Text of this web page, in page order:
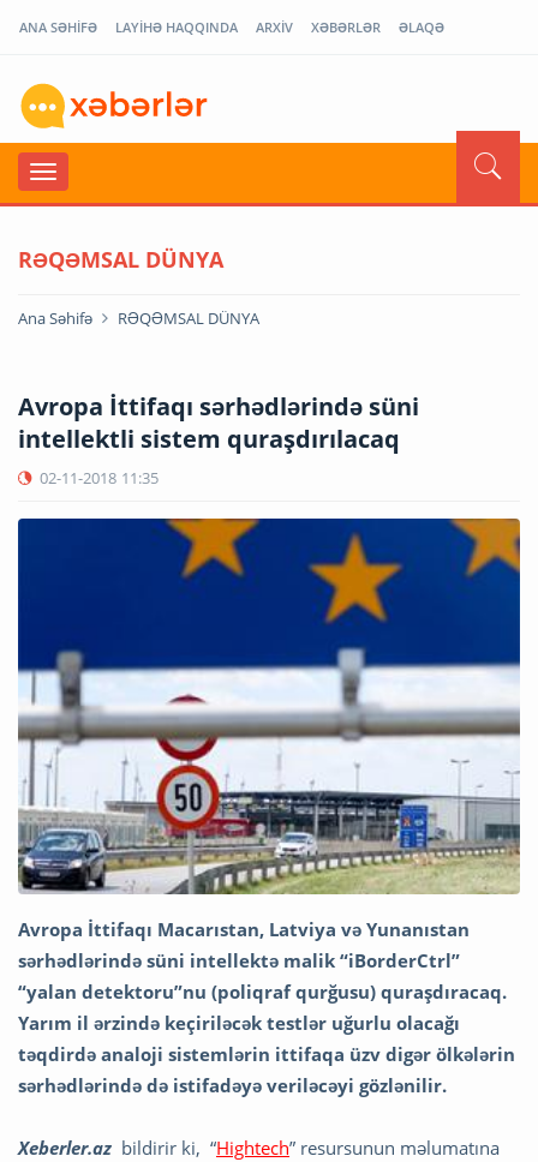
ANA SƏHİFƏ LAYİHƏ HAQQINDA ARXİV XƏBƏRLƏR ƏLAQƏ
RƏQƏMSAL DÜNYA
Ana Səhifə RƏQƏMSAL DÜNYA
Avropa İttifaqı sərhədlərində süni
intellektli sistem quraşdırılacaq
02-11-2018 11:35
Avropa İttifaqı Macarıstan, Latviya və Yunanıstan
sərhədlərində süni intellektə malik “iBorderCtrl”
“yalan detektoru”nu (poliqraf qurğusu) quraşdıracaq.
Yarım il ərzində keçiriləcək testlər uğurlu olacağı
təqdirdə analoji sistemlərin ittifaqa üzv digər ölkələrin
sərhədlərində də istifadəyə veriləcəyi gözlənilir.
Xeberler.az bildirir ki, “Hightech” resursunun məlumatına